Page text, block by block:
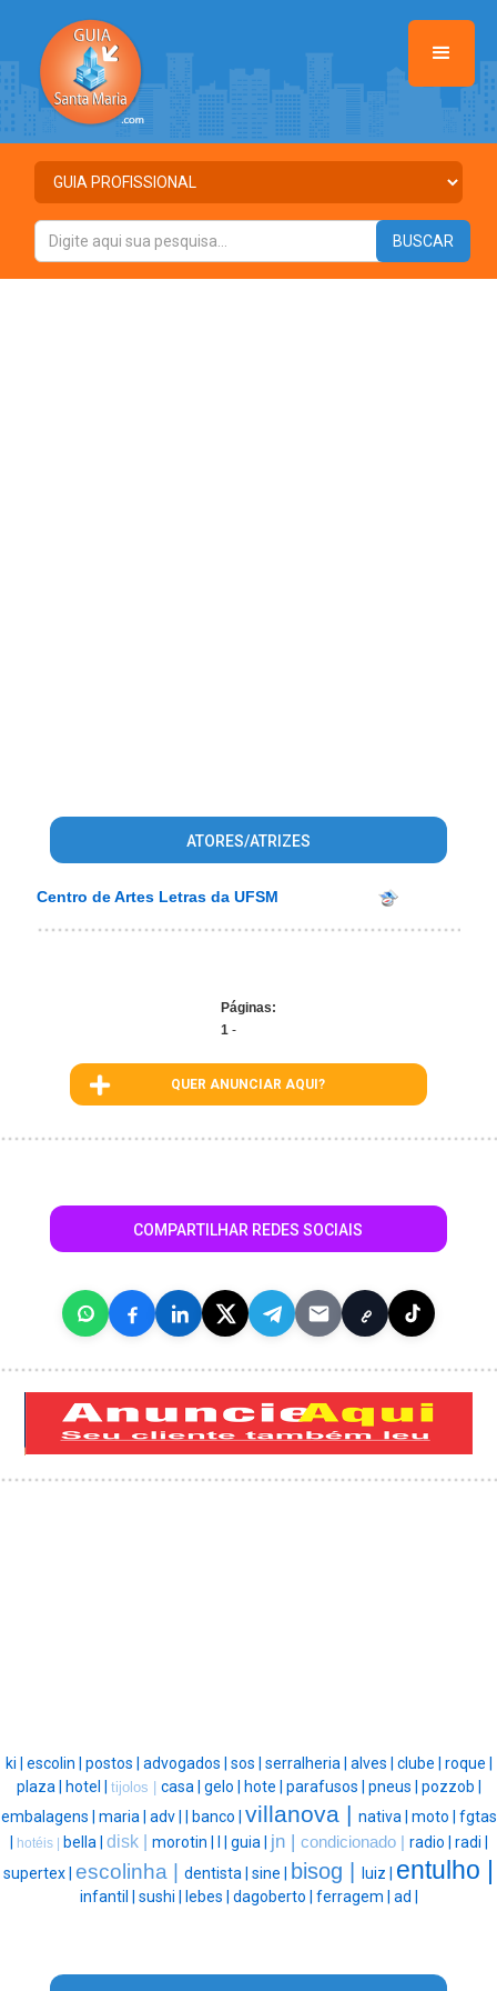
ATORES/ATRIZES
Centro de Artes Letras da UFSM
Páginas:
1 -
QUER ANUNCIAR AQUI?
COMPARTILHAR REDES SOCIAIS
ki | escolin | postos | advogados | sos | serralheria | alves | clube | roque |
plaza |
hotel | tijolos | casa | gelo | hote | parafusos | pneus | pozzob |
embalagens | maria | adv | banco | villanova | nativa | moto | fgtas
hotéis | bella | disk | morotin | guia | jn | condicionado | radio | radi |
supertex | escolinha | dentista | sine | bisog | luiz | entulho |
infantil | sushi | lebes | dagoberto | ferragem | ad |